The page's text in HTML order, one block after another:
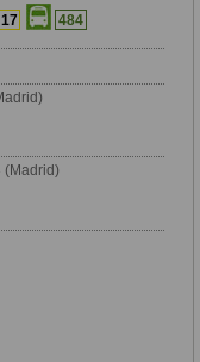
484
(Madrid)